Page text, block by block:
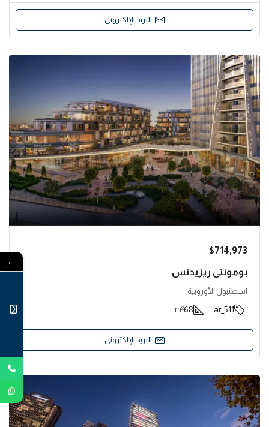
البريد الإلكتروني
$714,973
بومونتي ريزيدنس
اسطنبول الأوروبية
511_ar
68
m²
البريد الإلكتروني
←